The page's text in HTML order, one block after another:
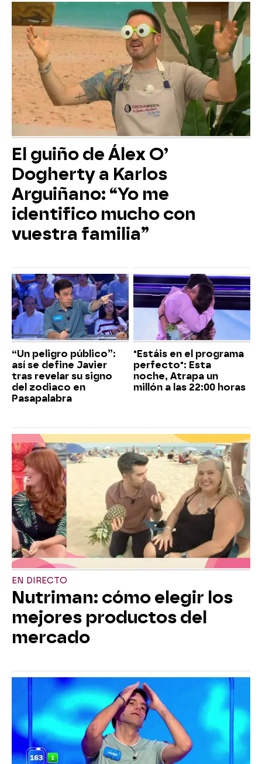
El guiño de Álex O’
Dogherty a Karlos
Arguiñano: “Yo me
identifico mucho con
vuestra familia”
“Un peligro público”:
así se define Javier
tras revelar su signo
del zodiaco en
Pasapalabra
"Estáis en el programa
perfecto": Esta
noche, Atrapa un
millón a las 22:00 horas
EN DIRECTO
Nutriman: cómo elegir los
mejores productos del
mercado